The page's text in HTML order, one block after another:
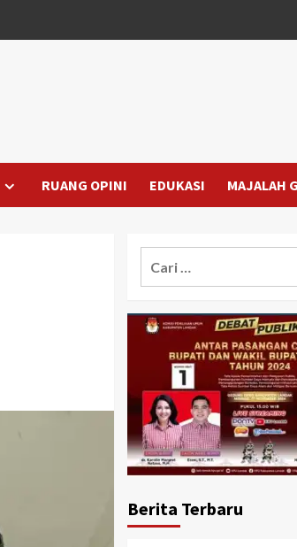
RUANG OPINI EDUKASI MAJALAH
Berita Terbaru